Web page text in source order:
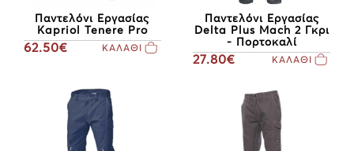
Παντελόνι Εργασίας
Kapriol Tenere Pro
62.50€ ΚΑΛΑΘΙ
Παντελόνι Εργασίας
Delta Plus Mach 2 Γκρι
- Πορτοκαλί
27.80€ ΚΑΛΑΘΙ